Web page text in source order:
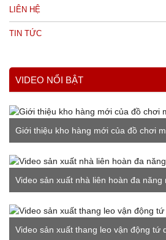
LIÊN HỆ
TIN TỨC
VIDEO NỔI BẬT
Giới thiệu kho hàng mới của đồ chơi
Video sản xuất nhà liên hoàn đa năng
Video sản xuất thang leo vận động tứ